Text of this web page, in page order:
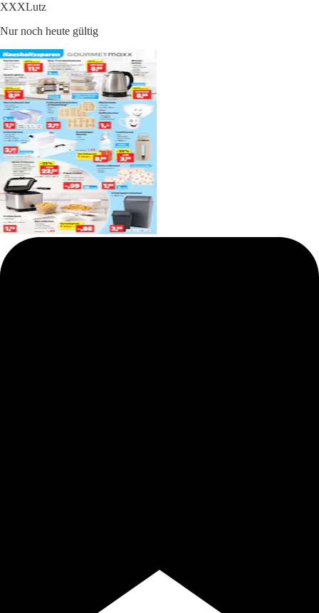
XXXLutz
Nur noch heute gültig